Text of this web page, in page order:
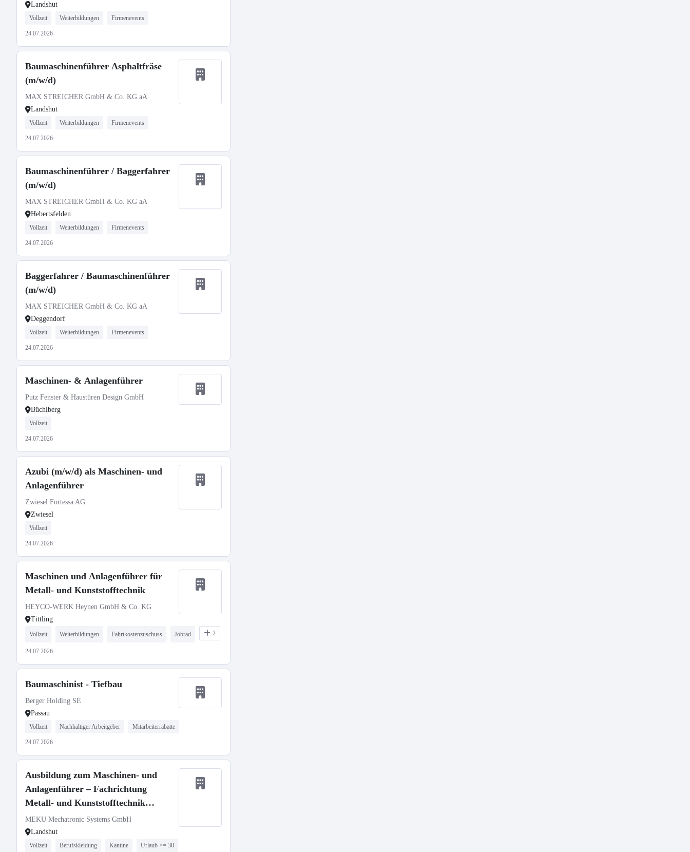
Landshut
Vollzeit Weiterbildungen Firmenevents
24.07.2026
Baumaschinenführer Asphaltfräse
(m/w/d)
MAX STREICHER GmbH & Co. KG aA
Landshut
Vollzeit Weiterbildungen Firmenevents
24.07.2026
Baumaschinenführer / Baggerfahrer
(m/w/d)
MAX STREICHER GmbH & Co. KG aA
Hebertsfelden
Vollzeit Weiterbildungen Firmenevents
24.07.2026
Baggerfahrer / Baumaschinenführer
(m/w/d)
MAX STREICHER GmbH & Co. KG aA
Deggendorf
Vollzeit Weiterbildungen Firmenevents
24.07.2026
Maschinen- & Anlagenführer
Putz Fenster & Haustüren Design GmbH
Büchlberg
Vollzeit
24.07.2026
Azubi (m/w/d) als Maschinen- und
Anlagenführer
Zwiesel Fortessa AG
Zwiesel
Vollzeit
24.07.2026
Maschinen und Anlagenführer für
Metall- und Kunststofftechnik
HEYCO-WERK Heynen GmbH & Co. KG
Tittling
Vollzeit Weiterbildungen Fahrtkostenzuschuss Jobrad 2
24.07.2026
Baumaschinist - Tiefbau
Berger Holding SE
Passau
Vollzeit Nachhaltiger Arbeitgeber Mitarbeiterrabatte
24.07.2026
Ausbildung zum Maschinen- und
Anlagenführer – Fachrichtung
Metall- und Kunststofftechnik
(m/w/d) zum 01.09.2025
MEKU Mechatronic Systems GmbH
Landshut
Vollzeit Berufskleidung Kantine Urlaub >= 30